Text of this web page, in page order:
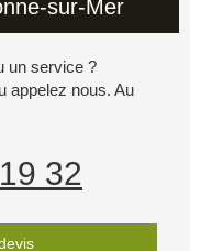
sur-Mer
un service ?
appelez nous. Au
32